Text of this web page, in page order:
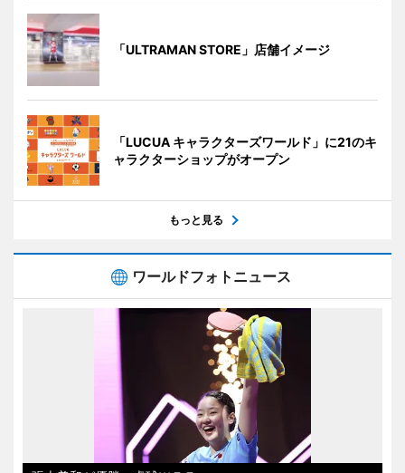
「ULTRAMAN STORE」店舗イメージ
「LUCUA キャラクターズワールド」に21のキ
ャラクターショップがオープン
もっと見る
ワールドフォトニュース